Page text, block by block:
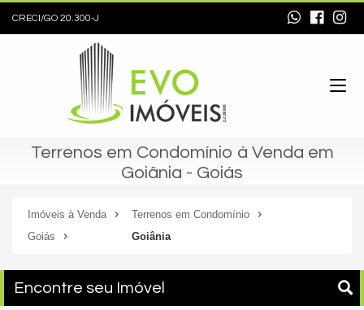
CRECI/GO 20.300-J
Terrenos em Condomínio à Venda em
Goiânia - Goiás
Imóveis à Venda
Terrenos em Condomínio
Goiás
Goiânia
Encontre seu Imóvel